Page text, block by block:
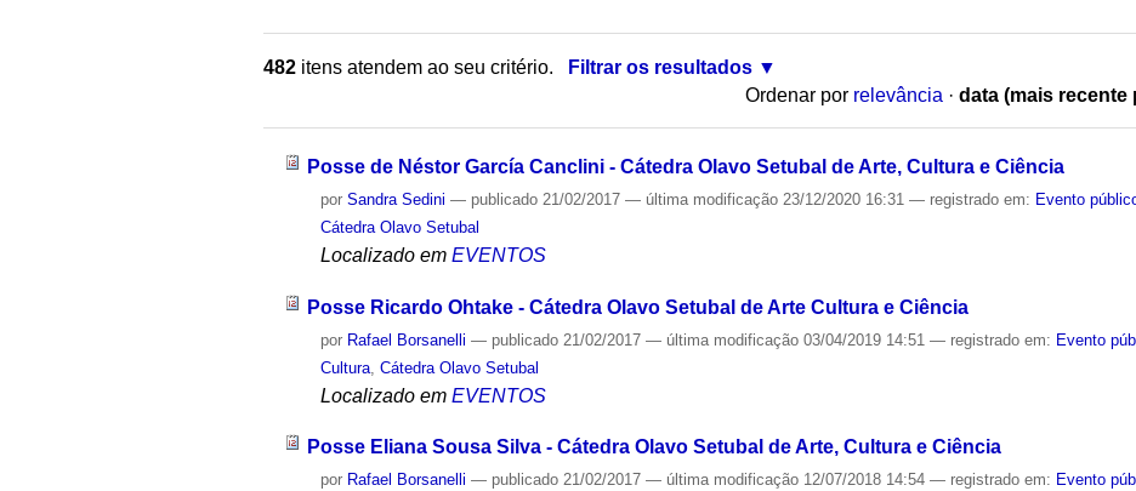
482 itens atendem ao seu critério.
Filtrar os resultados
Ordenar por relevância · data (mais recente
Posse de Néstor García Canclini - Cátedra Olavo Setubal de Arte, Cultura e Ciência
porSandra Sedini — publicado 21/02/2017— última modificação 23/12/2020 16:31— registrado em: Evento
Cátedra Olavo Setubal
Localizado em EVENTOS
Posse Ricardo Ohtake - Cátedra Olavo Setubal de Arte Cultura e Ciência
por Rafael Borsanelli — publicado 21/02/2017— última modificação 03/04/2019 14:51— registrado em: Evento
Cultura ,Cátedra Olavo Setubal
Localizado em EVENTOS
Posse Eliana Sousa Silva - Cátedra Olavo Setubal de Arte, Cultura e Ciência
por Rafael Borsanelli — publicado 21/02/2017— última modificação 12/07/2018 14:54— registrado em: Evento